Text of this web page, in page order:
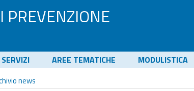
PREVENZIONE
AREE TEMATICHE MODULISTICA
news